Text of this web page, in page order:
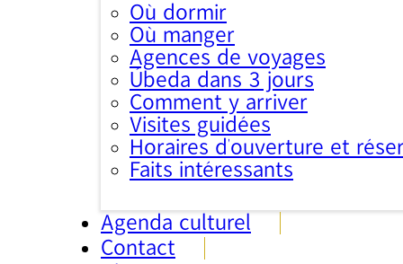
Où dormir
Où manger
Agences de voyages
Úbeda dans 3 jours
Comment y arriver
Visites guidées
Horaires d’ouverture et
Faits intéressants
Agenda culturel
Contact